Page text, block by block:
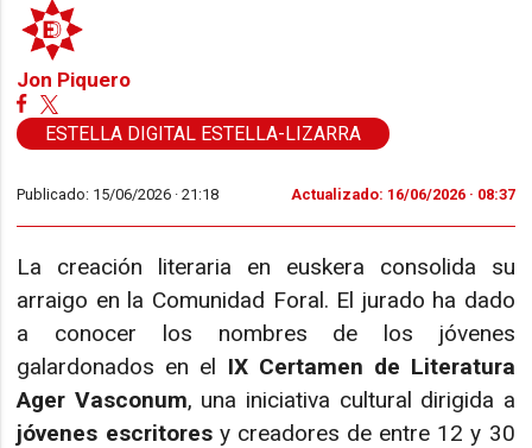
Jon Piquero
ESTELLA DIGITAL ESTELLA-LIZARRA
Publicado: 15/06/2026 ·21:18 Actualizado: 16/06/2026 · 08:37
La creación literaria en euskera consolida su
arraigo en la Comunidad Foral. El jurado ha dado
a conocer los nombres de los jóvenes
galardonados en el IX Certamen de Literatura
Ager Vasconum, una iniciativa cultural dirigida a
jóvenes escritoresy creadores de entre 12 y 30